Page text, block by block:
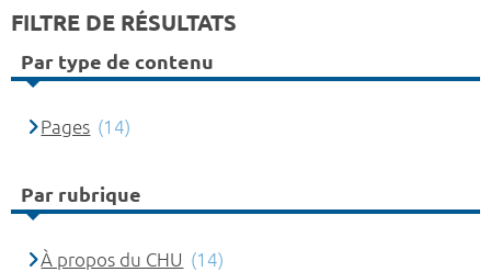
FILTRE DE RÉSULTATS
Par type de contenu
Pages (14)
Par rubrique
À propos du CHU (14)